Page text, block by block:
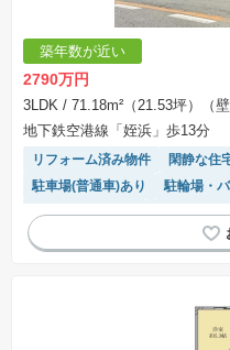
築年数が近い
2790万円
3LDK / 71.18m²（21.53坪）（壁
地下鉄空港線「姪浜」歩13分
リフォーム済み物件 閑静な住
駐車場(普通車)あり
駐輪場・
システムキッチン
陽当り良好